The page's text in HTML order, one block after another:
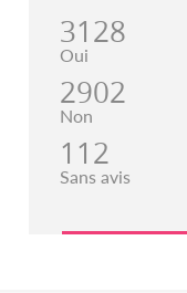
3128
Oui
2902
Non
112
Sans avis